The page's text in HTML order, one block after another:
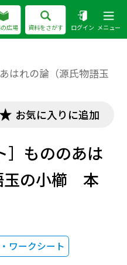
広場 資料をさがす ログイン メニュー
はれの論（源氏物語玉
お気に入りに追加
］もののあは
玉の小櫛 本
ワークシート